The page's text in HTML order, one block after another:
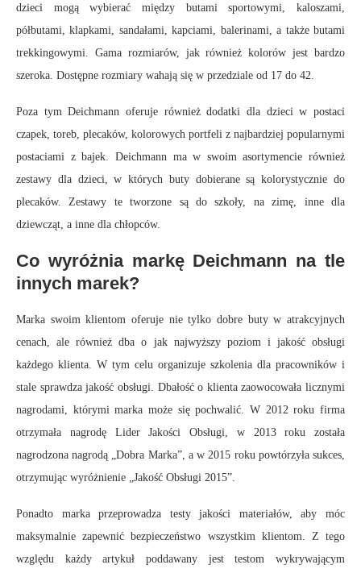
dzieci mogą wybierać między butami sportowymi, kaloszami,
półbutami, klapkami, sandałami, kapciami, balerinami, a także butami
trekkingowymi. Gama rozmiarów, jak również kolorów jest bardzo
szeroka. Dostępne rozmiary wahają się w przedziale od 17 do 42.
Poza tym Deichmann oferuje również dodatki dla dzieci w postaci
czapek, toreb, plecaków, kolorowych portfeli z najbardziej popularnymi
postaciami z bajek. Deichmann ma w swoim asortymencie również
zestawy dla dzieci, w których buty dobierane są kolorystycznie do
plecaków. Zestawy te tworzone są do szkoły, na zimę, inne dla
dziewcząt, a inne dla chłopców.
Co wyróżnia markę Deichmann na tle
innych marek?
Marka swoim klientom oferuje nie tylko dobre buty w atrakcyjnych
cenach, ale również dba o jak najwyższy poziom i jakość obsługi
każdego klienta. W tym celu organizuje szkolenia dla pracowników i
stale sprawdza jakość obsługi. Dbałość o klienta zaowocowała licznymi
nagrodami, którymi marka może się pochwalić. W 2012 roku firma
otrzymała nagrodę Lider Jakości Obsługi, w 2013 roku została
nagrodzona nagrodą „Dobra Marka”, a w 2015 roku powtórzyła sukces,
otrzymując wyróżnienie „Jakość Obsługi 2015”.
Ponadto marka przeprowadza testy jakości materiałów, aby móc
maksymalnie zapewnić bezpieczeństwo wszystkim klientom. Z tego
względu każdy artykuł poddawany jest testom wykrywającym